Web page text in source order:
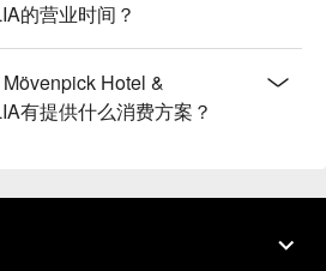
的营业时间？
Hotel &
有提供什么消费方案？